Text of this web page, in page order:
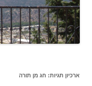
ארכיון תגיות: חג מן תורה